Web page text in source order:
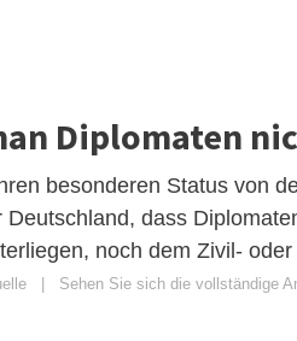
Diplomaten
besonderen Status von
Deutschland, dass
noch dem Zivil-
Sehen Sie sich die vollständige